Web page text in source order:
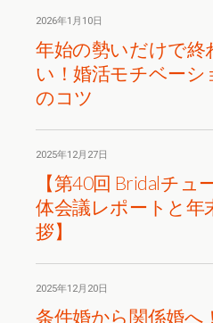
2026年1月10日
年始の勢いだけで終
い！婚活モチベーシ
のコツ
2025年12月27日
【第40回 Bridalチュ
体会議レポートと年
拶】
2025年12月20日
条件婚から関係婚へ